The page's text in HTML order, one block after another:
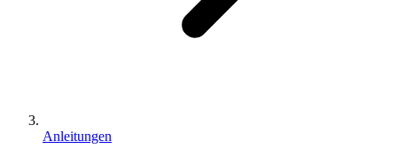
Anleitungen